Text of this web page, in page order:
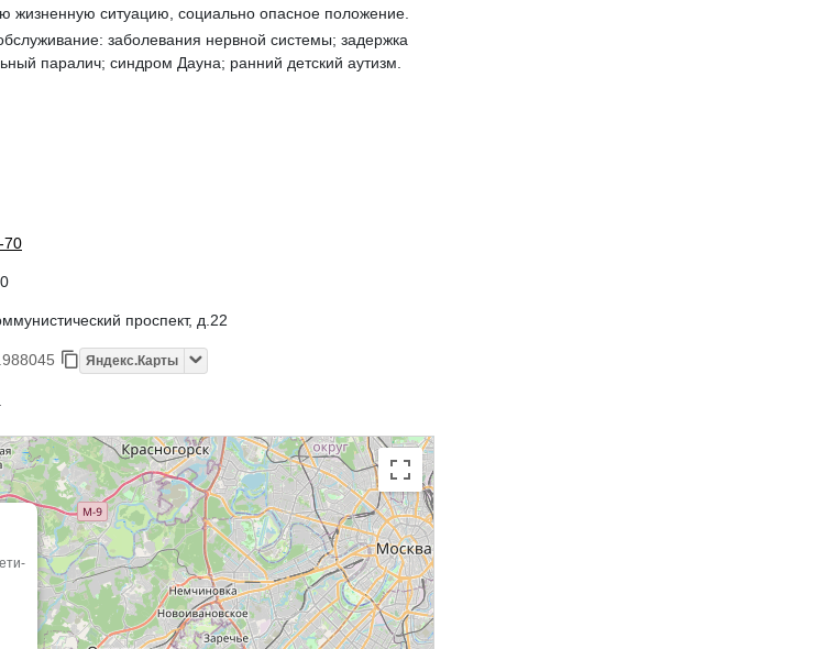
жизненную ситуацию, социально опасное положение.
заболевания нервной системы; задержка
паралич; синдром Дауна; ранний детский аутизм.
70
проспект, д.22
Яндекс.Карты